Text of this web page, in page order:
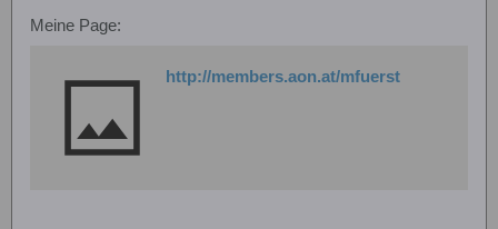
Meine Page:
http://members.aon.at/mfuerst